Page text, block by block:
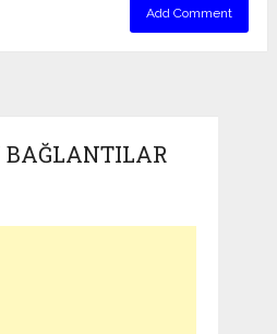
BAĞLANTILAR